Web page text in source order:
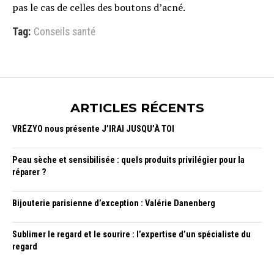
pas le cas de celles des boutons d’acné.
Tag: Conseils santé
ARTICLES RÉCENTS
VRÉZYO nous présente J’IRAI JUSQU’À TOI
Peau sèche et sensibilisée : quels produits privilégier pour la
réparer ?
Bijouterie parisienne d’exception : Valérie Danenberg
Sublimer le regard et le sourire : l’expertise d’un spécialiste du
regard